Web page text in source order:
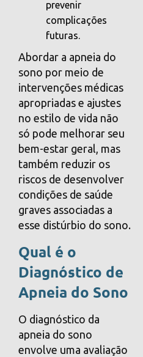
prevenir
complicações
futuras.
Abordar a apneia do
sono por meio de
intervenções médicas
apropriadas e ajustes
no estilo de vida não
só pode melhorar seu
bem-estar geral, mas
também reduzir os
riscos de desenvolver
condições de saúde
graves associadas a
esse distúrbio do sono.
Qual é o
Diagnóstico de
Apneia do Sono
O diagnóstico da
apneia do sono
envolve uma avaliação